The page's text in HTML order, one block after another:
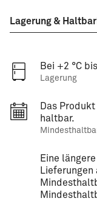
Lagerung &
Bei +2 °C
Lagerung
Das
haltbar.
Eine
Lieferungen